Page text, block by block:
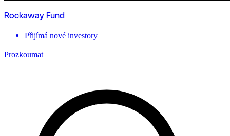
Rockaway Fund
Přijímá nové investory
Prozkoumat